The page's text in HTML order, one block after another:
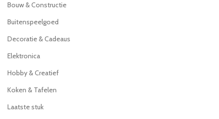
Bouw & Constructie
Buitenspeelgoed
Decoratie & Cadeaus
Elektronica
Hobby & Creatief
Koken & Tafelen
Laatste stuk